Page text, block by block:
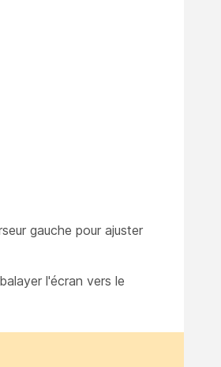
gauche pour ajuster
l'écran vers le